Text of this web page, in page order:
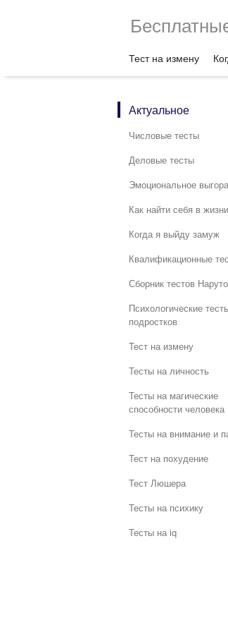
Тест на измену
Актуальное
Числовые тесты
Деловые тесты
Эмоциональное
Как найти себя в
Когда я выйду замуж
Квалификационные
Сборник тестов Наруто
Психологические
подростков
Тест на измену
Тесты на личность
Тесты на магические
способности человека
Тесты на внимание и
Тест на похудение
Тест Люшера
Тесты на психику
Тесты на iq